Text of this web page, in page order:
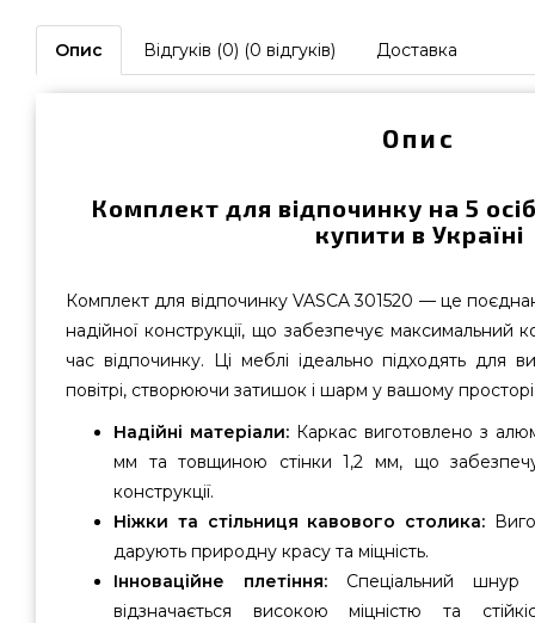
Опис Відгуків (0) (0 відгуків) Доставка
Опис
Комплект для відпочинку на 5
купити в Україні
Комплект для відпочинку VASCA 301520 — це
надійної конструкції, що забезпечує максимальний
час відпочинку. Ці меблі ідеально підходять для
повітрі, створюючи затишок і шарм у вашому
Надійні матеріали: Каркас виготовлено з
мм та товщиною стінки 1,2 мм, що забезпечує
конструкції.
Ніжки та стільниця кавового столика:
дарують природну красу та міцність.
Інноваційне плетіння:Спеціальний шнур
відзначається високою міцністю та